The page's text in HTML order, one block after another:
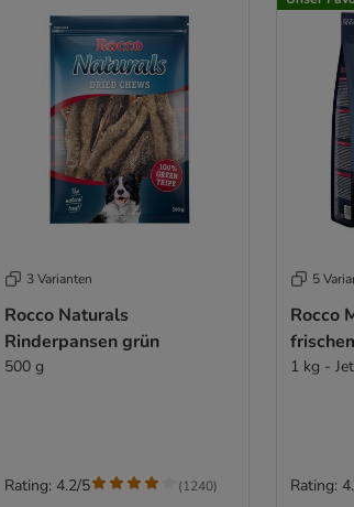
3 Varianten
Rocco Naturals
Rinderpansen grün
500 g
Rating: 4.2/5 (1240)
5
Rocco
1 kg -
Rating: